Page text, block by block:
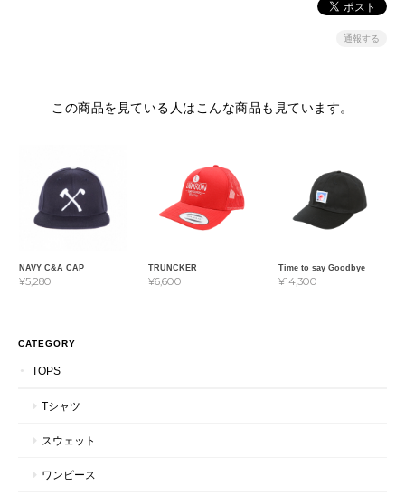
通報する
この商品を見ている人はこんな商品も見ています。
NAVY C&A CAP
¥5,280
TRUNCKER
¥6,600
Time to say Goodbye
¥14,300
CATEGORY
TOPS
Tシャツ
スウェット
ワンピース